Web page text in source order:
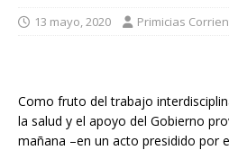
13 mayo, 2020 Primicias
Como fruto del trabajo
la salud y el apoyo del Gobierno
mañana –en un acto presidido por